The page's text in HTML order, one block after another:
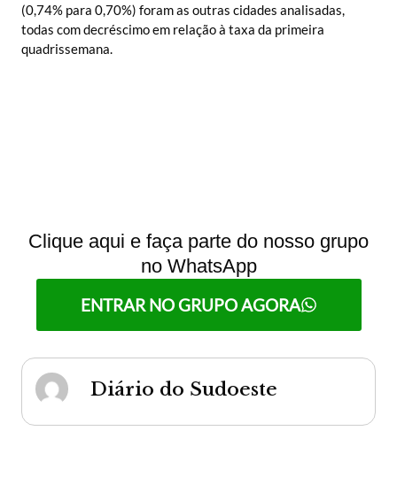
(0,74% para 0,70%) foram as outras cidades analisadas,
todas com decréscimo em relação à taxa da primeira
quadrissemana.
Clique aqui e faça parte do nosso grupo
no WhatsApp
ENTRAR NO GRUPO AGORA
Diário do Sudoeste